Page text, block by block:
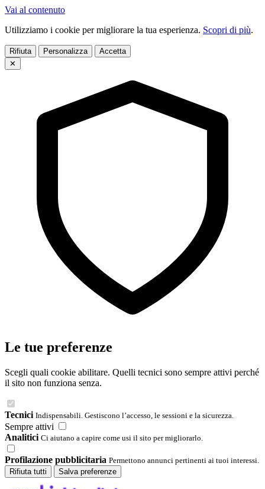
Vai al contenuto
Utilizziamo i cookie per migliorare la tua esperienza. Scopri di più.
Rifiuta Personalizza
Accetta
✕
Le tue preferenze
Scegli quali cookie abilitare. Quelli tecnici sono sempre attivi perché
il sito non funziona senza.
Tecnici Indispensabili. Gestiscono l’accesso, le sessioni e la sicurezza.
Sempre attivi
Analitici Ci aiutano a capire come usi il sito per migliorarlo.
Profilazione pubblicitaria Permettono annunci pertinenti ai tuoi interessi.
Rifiuta tutti
Salva preferenze